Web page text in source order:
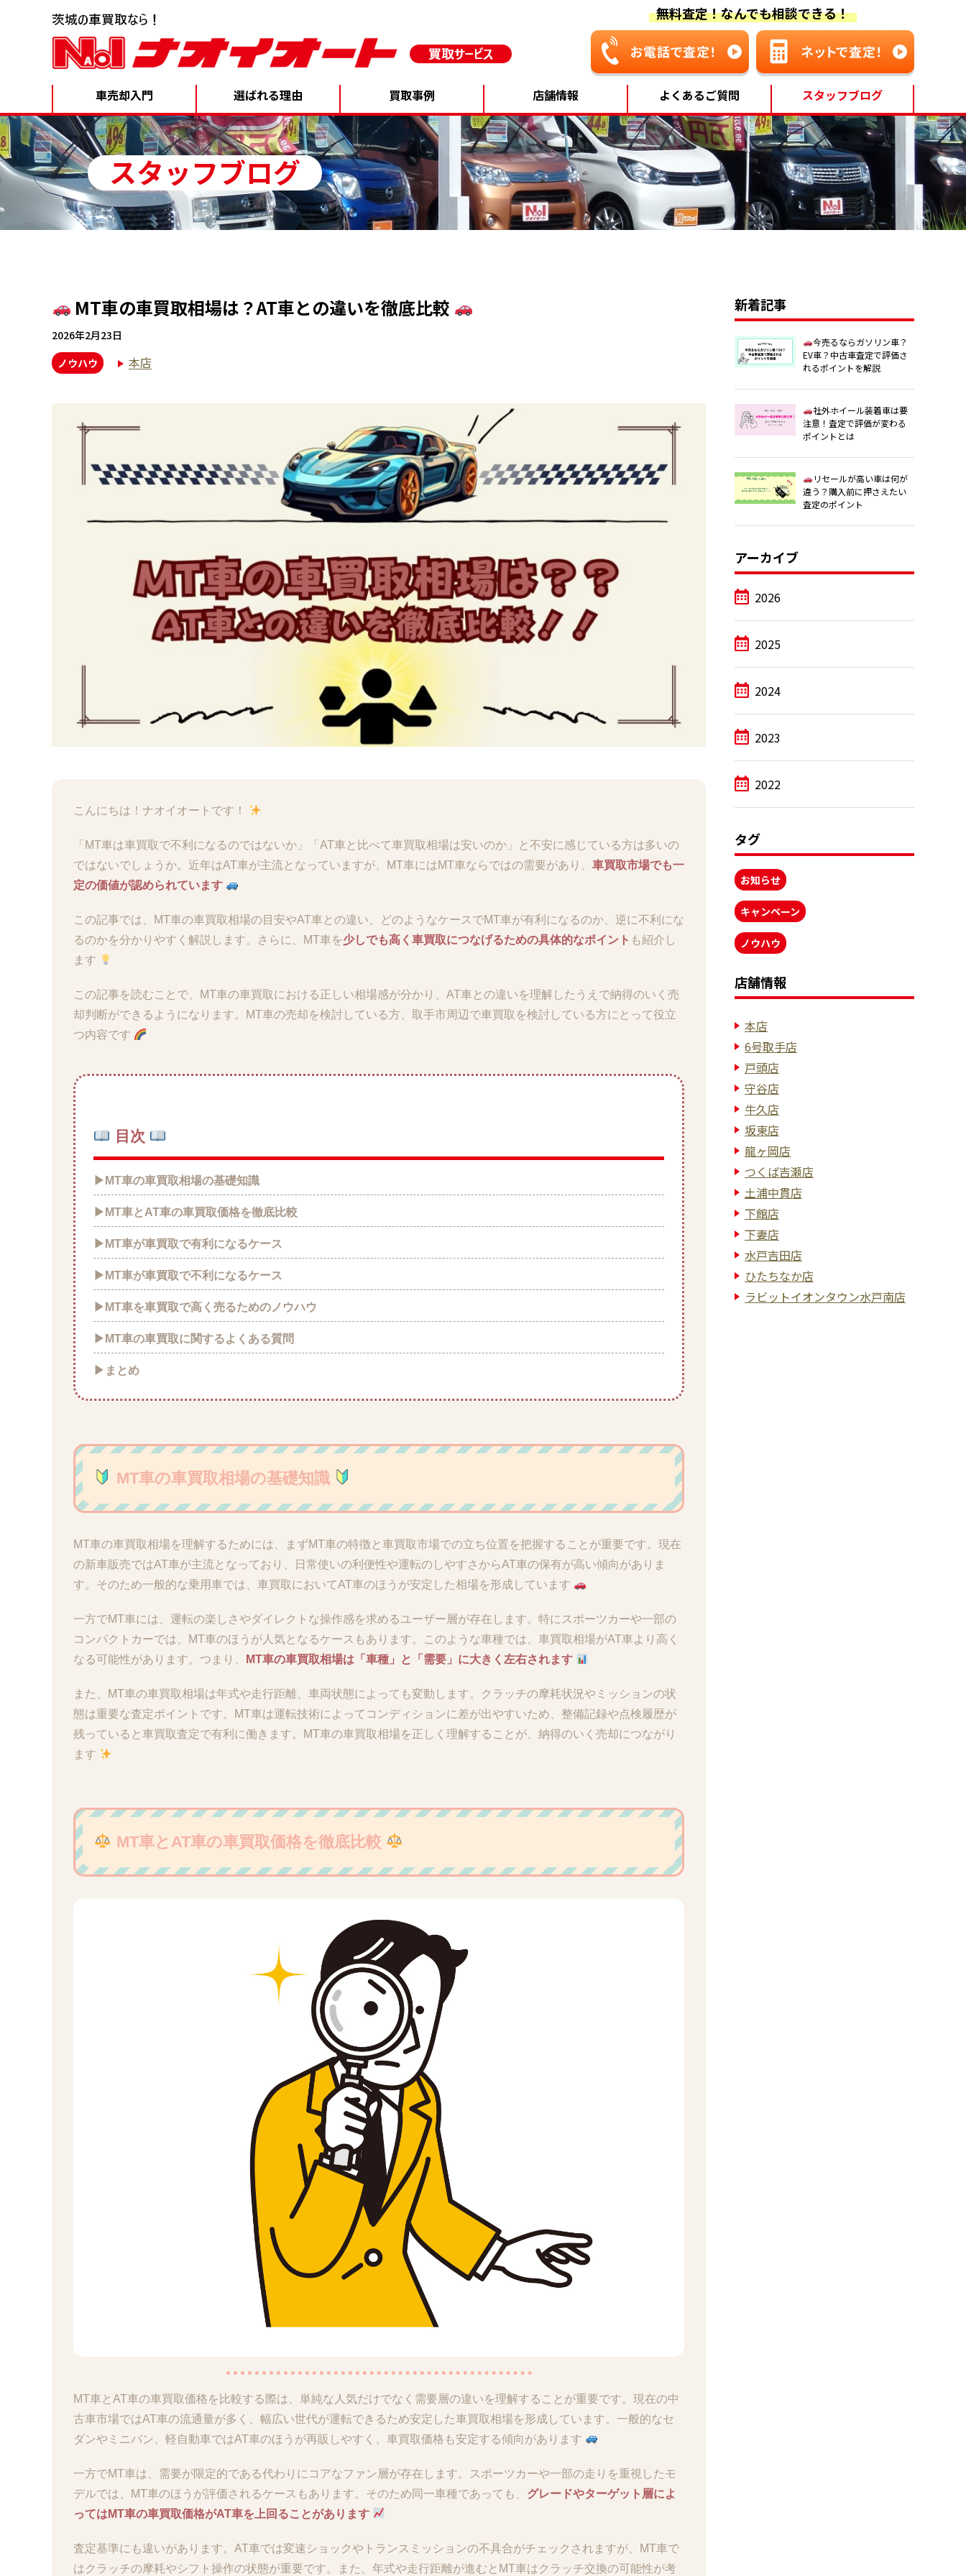
無料査定！なんでも相談できる！
車売却入門 選ばれる理由 買取事例 店舗情報 よくあるご質問 スタッフブログ
スタッフブログ
MT車の車買取相場は？AT車との違いを徹底比較
2026年2月23日
ノウハウ
本店
こんにちは！ナオイオートです！
「MT車は車買取で不利になるのではないか」「AT車と比べて車買取相場は安いのか」と不安に感じている方は多いの
ではないでしょうか。近年はAT車が主流となっていますが、MT車にはMT車ならではの需要があり、 車買取市場でも一
定の価値が認められています
この記事では、MT車の車買取相場の目安やAT車との違い、どのようなケースでMT車が有利になるのか、逆に不利にな
るのかを分かりやすく解説します。さらに、MT車を少しでも高く車買取につなげるための具体的なポイント も紹介し
ます
この記事を読むことで、MT車の車買取における正しい相場感が分かり、AT車との違いを理解したうえで納得のいく売
却判断ができるようになります。MT車の売却を検討している方、取手市周辺で車買取を検討している方にとって役立
つ内容です
目次
▶MT車の車買取相場の基礎知識
▶MT車とAT車の車買取価格を徹底比較
▶MT車が車買取で有利になるケース
▶MT車が車買取で不利になるケース
▶MT車を車買取で高く売るためのノウハウ
▶MT車の車買取に関するよくある質問
▶まとめ
MT車の車買取相場の基礎知識
MT車の車買取相場を理解するためには、まずMT車の特徴と車買取市場での立ち位置を把握することが重要です。現在
の新車販売ではAT車が主流となっており、日常使いの利便性や運転のしやすさからAT車の保有が高い傾向がありま
す。そのため一般的な乗用車では、車買取においてAT車のほうが安定した相場を形成しています
一方でMT車には、運転の楽しさやダイレクトな操作感を求めるユーザー層が存在します。特にスポーツカーや一部の
コンパクトカーでは、MT車のほうが人気となるケースもあります。このような車種では、車買取相場がAT車より高く
なる可能性があります。つまり、
MT車の車買取相場は「車種」と「需要」に大きく左右されます
また、MT車の車買取相場は年式や走行距離、車両状態によっても変動します。クラッチの摩耗状況やミッションの状
態は重要な査定ポイントです。MT車は運転技術によってコンディションに差が出やすいため、整備記録や点検履歴が
残っていると車買取査定で有利に働きます。MT車の車買取相場を正しく理解することが、納得のいく売却につながり
ます
MT車とAT車の車買取価格を徹底比較
MT車とAT車の車買取価格を比較する際は、単純な人気だけでなく需要層の違いを理解することが重要です。現在の中
古車市場ではAT車の流通量が多く、幅広い世代が運転できるため安定した車買取相場を形成しています。一般的なセ
ダンやミニバン、軽自動車ではAT車のほうが再販しやすく、車買取価格も安定する傾向があります
一方でMT車は、需要が限定的である代わりにコアなファン層が存在します。スポーツカーや一部の走りを重視したモ
デルでは、MT車のほうが評価されるケースもあります。そのため同一車種であっても、 グレードやターゲット層によ
ってはMT車の車買取価格がAT車を上回ることがあります
査定基準にも違いがあります。AT車では変速ショックやトランスミッションの不具合がチェックされますが、MT車で
はクラッチの摩耗やシフト操作の状態が重要です。また、年式や走行距離が進むとMT車はクラッチ交換の可能性が考
新着記事
今売るならガソリン車？
EV車？中古車査定で評価さ
れるポイントを解説
社外ホイール装着車は要
注意！査定で評価が変わる
ポイントとは
リセールが高い車は何が
違う？購入前に押さえたい
査定のポイント
アーカイブ
2026
2025
2024
2023
2022
タグ
お知らせ
キャンペーン
ノウハウ
店舗情報
本店
6号取手店
戸頭店
守谷店
牛久店
坂東店
龍ヶ岡店
つくば吉瀬店
土浦中貫店
下館店
下妻店
水戸吉田店
ひたちなか店
ラビットイオンタウン水戸南店